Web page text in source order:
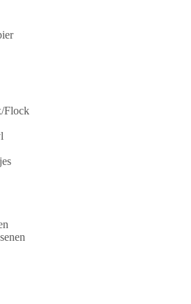
Flock